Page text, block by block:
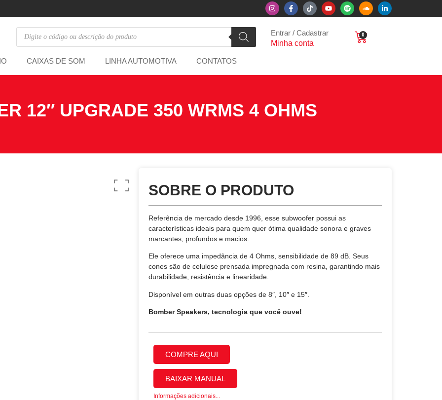
Entrar / Cadastrar
Minha conta
0
CAIXAS DE SOM LINHA AUTOMOTIVA CONTATOS
12″ UPGRADE 350 WRMS 4 OHMS
SOBRE O PRODUTO
Referência de mercado desde 1996, esse subwoofer possui as
características ideais para quem quer ótima qualidade sonora e graves
marcantes, profundos e macios.
Ele oferece uma impedância de 4 Ohms, sensibilidade de 89 dB. Seus
cones são de celulose prensada impregnada com resina, garantindo mais
durabilidade, resistência e linearidade.
Disponível em outras duas opções de 8″, 10″ e 15″.
Bomber Speakers, tecnologia que você ouve!
COMPRE AQUI
BAIXAR MANUAL
Informações adicionais...